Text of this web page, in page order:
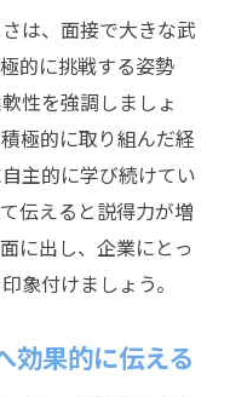
は、面接で大きな武
的に挑戦する姿勢
性を強調しましょ
極的に取り組んだ経
主的に学び続けてい
伝えると説得力が増
に出し、企業にとっ
象付けましょう。
効果的に伝える